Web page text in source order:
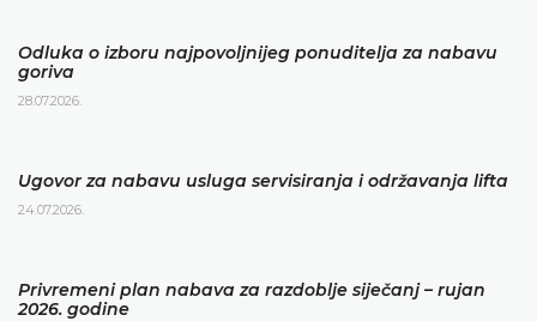
Odluka o izboru najpovoljnijeg ponuditelja za nabavu
goriva
28.07.2026.
Ugovor za nabavu usluga servisiranja i održavanja lifta
24.07.2026.
Privremeni plan nabava za razdoblje siječanj – rujan
2026. godine